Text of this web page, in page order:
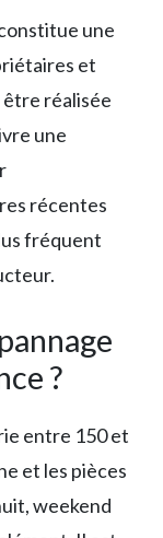
une
et
réalisée
une
récentes
fréquent
?
entre 150 et
et les pièces
weekend